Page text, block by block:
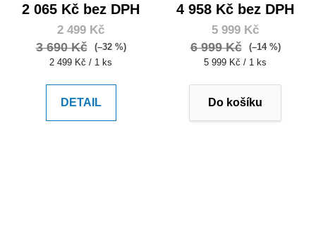
2 065 Kč bez DPH
2 499 Kč
3 690 Kč
(–32 %)
Měrná
2 499 Kč / 1 ks
DETAIL
4 958 Kč bez DPH
5 999 Kč
6 999 Kč
(–14 %)
Měrná
5 999 Kč / 1 ks
Do košíku